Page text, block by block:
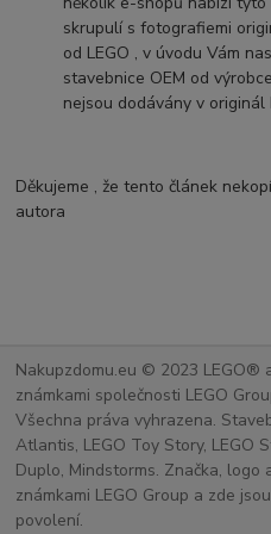
skrupulí s fotografiemi
od LEGO , v úvodu Vám
stavebnice OEM od
nejsou dodávány v originál
Děkujeme , že tento článek
autora
Nakupzdomu.eu © 2023 LEGO®
známkami společnosti LEGO
Všechna práva vyhrazena.
Atlantis, LEGO Toy Story, LEGO
Duplo, Mindstorms. Značka, logo
známkami LEGO Group a zde
povolení.